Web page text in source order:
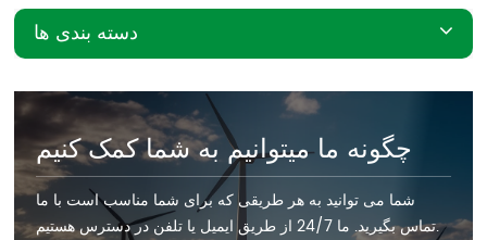
دسته بندی ها
چگونه ما میتوانیم به شما کمک کنیم
شما می توانید به هر طریقی که برای شما مناسب است با ما
تماس بگیرید. ما 24/7 از طریق ایمیل یا تلفن در دسترس هستیم.